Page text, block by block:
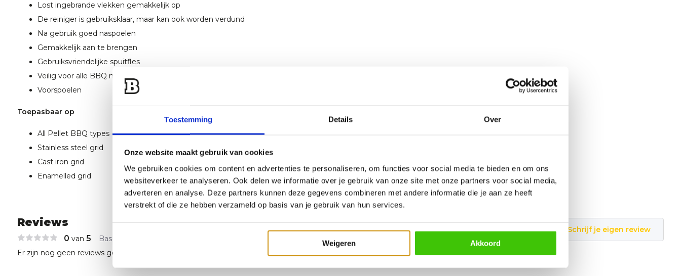
Toestemming Details Over
Onze website maakt gebruik van cookies
We gebruiken cookies om content en advertenties te personaliseren, om functies voor social media te bieden en om ons
websiteverkeer te analyseren. Ook delen we informatie over je gebruik van onze site met onze partners voor social media,
adverteren en analyse. Deze partners kunnen deze gegevens combineren met andere informatie die je aan ze heeft
verstrekt of die ze hebben verzameld op basis van je gebruik van hun services.
Weigeren Akkoord
Lost ingebrande vlekken gemakkelijk op
De reiniger is gebruiksklaar, maar kan ook worden verdund
Na gebruik goed naspoelen
Gemakkelijk aan te brengen
Gebruiksvriendelijke spuitfles
Veilig voor alle BBQ merken
Voorspoelen
Toepasbaar op
All Pellet BBQ types
Stainless steel grid
Cast iron grid
Enamelled grid
Reviews
0 van 5 Based on 0 reviews
Schrijf je eigen review
Er zijn nog geen reviews geschreven over dit product..